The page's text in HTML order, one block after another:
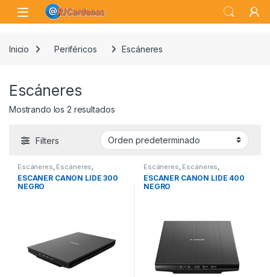
Skip to navigation
Skip to content
Open
Inicio Periféricos Escáneres
Escáneres
Mostrando los 2 resultados
Filters
Escáneres, Escáneres,
Periféricos
ESCANER CANON LIDE 300
NEGRO
Escáneres, Escáneres,
Periféricos
ESCANER CANON LIDE 400
NEGRO